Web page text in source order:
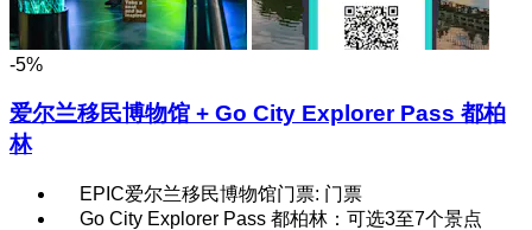
-5%
爱尔兰移民博物馆 + Go City Explorer Pass 都柏
林
EPIC爱尔兰移民博物馆门票: 门票
Go City Explorer Pass 都柏林：可选3至7个景点